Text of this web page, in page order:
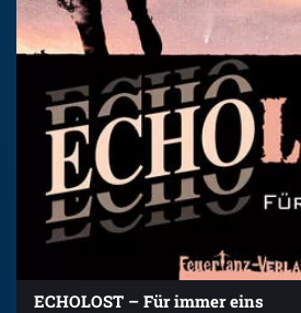
ECHOLOST – Für immer eins